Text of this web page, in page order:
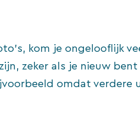
kom je ongelooflijk
zeker als je nieuw
omdat verdere